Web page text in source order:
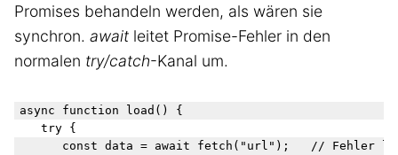
Promises behandeln werden, als wären sie
synchron. await leitet Promise-Fehler in den
normalen try/catch-Kanal um.
async function load() {